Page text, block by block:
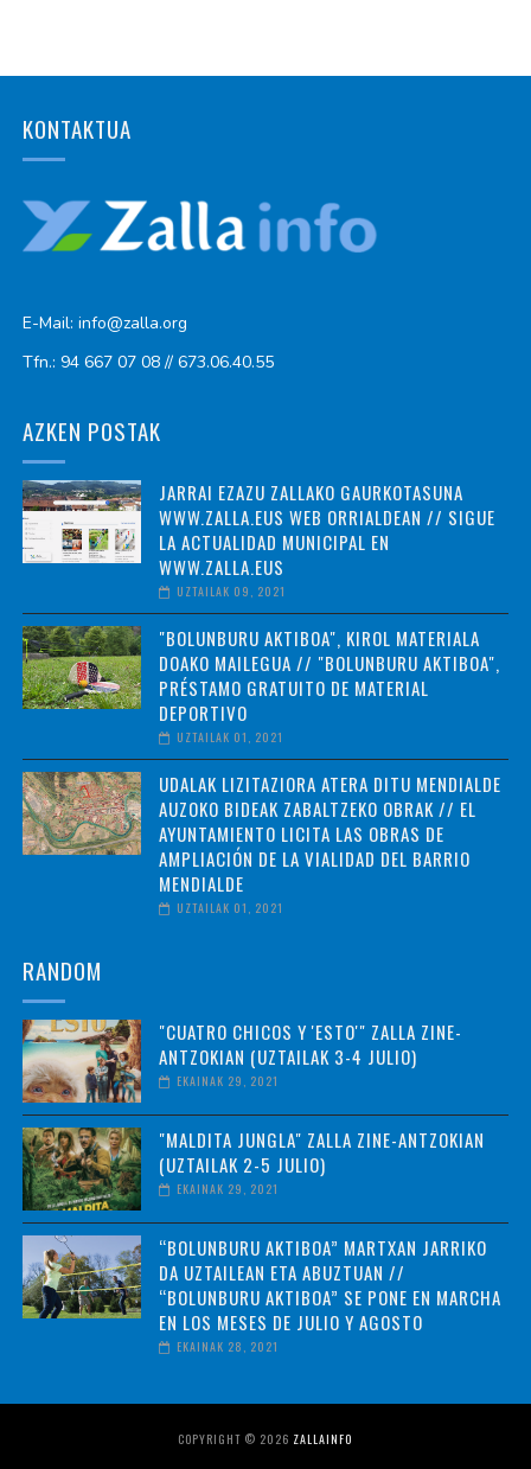
KONTAKTUA
E-Mail: info@zalla.org
Tfn.: 94 667 07 08 // 673.06.40.55
AZKEN POSTAK
JARRAI EZAZU ZALLAKO GAURKOTASUNA
WWW.ZALLA.EUS WEB ORRIALDEAN // SIGUE
LA ACTUALIDAD MUNICIPAL EN
WWW.ZALLA.EUS
UZTAILAK 09, 2021
"BOLUNBURU AKTIBOA", KIROL MATERIALA
DOAKO MAILEGUA // "BOLUNBURU AKTIBOA",
PRÉSTAMO GRATUITO DE MATERIAL
DEPORTIVO
UZTAILAK 01, 2021
UDALAK LIZITAZIORA ATERA DITU MENDIALDE
AUZOKO BIDEAK ZABALTZEKO OBRAK // EL
AYUNTAMIENTO LICITA LAS OBRAS DE
AMPLIACIÓN DE LA VIALIDAD DEL BARRIO
MENDIALDE
UZTAILAK 01, 2021
RANDOM
"CUATRO CHICOS Y 'ESTO'" ZALLA ZINE-
ANTZOKIAN (UZTAILAK 3-4 JULIO)
EKAINAK 29, 2021
"MALDITA JUNGLA" ZALLA ZINE-ANTZOKIAN
(UZTAILAK 2-5 JULIO)
EKAINAK 29, 2021
“BOLUNBURU AKTIBOA” MARTXAN JARRIKO
DA UZTAILEAN ETA ABUZTUAN //
“BOLUNBURU AKTIBOA” SE PONE EN MARCHA
EN LOS MESES DE JULIO Y AGOSTO
EKAINAK 28, 2021
COPYRIGHT © 2026 ZALLAINFO